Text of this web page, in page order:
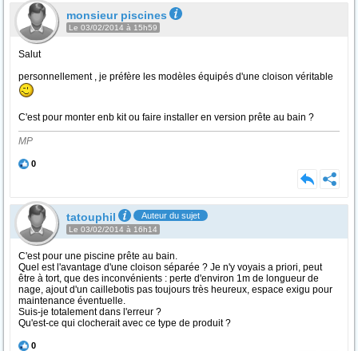
monsieur piscines
Le 03/02/2014 à 15h59
Salut
personnellement , je préfère les modèles équipés d'une cloison véritable
C'est pour monter enb kit ou faire installer en version prête au bain ?
MP
0
tatouphil Auteur du sujet
Le 03/02/2014 à 16h14
C'est pour une piscine prête au bain.
Quel est l'avantage d'une cloison séparée ? Je n'y voyais a priori, peut
être à tort, que des inconvénients : perte d'environ 1m de longueur de
nage, ajout d'un caillebotis pas toujours très heureux, espace exigu pour
maintenance éventuelle.
Suis-je totalement dans l'erreur ?
Qu'est-ce qui clocherait avec ce type de produit ?
0